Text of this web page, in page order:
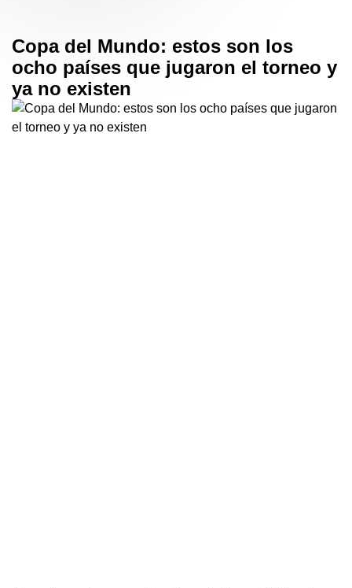
Copa del Mundo: estos son los
ocho países que jugaron el torneo y
ya no existen